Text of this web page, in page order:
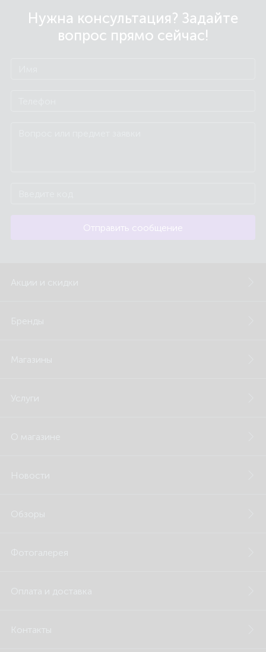
Нужна консультация? Задайте
вопрос прямо сейчас!
Отправить сообщение
Акции и скидки
Бренды
Магазины
Услуги
О магазине
Новости
Обзоры
Фотогалерея
Оплата и доставка
Контакты